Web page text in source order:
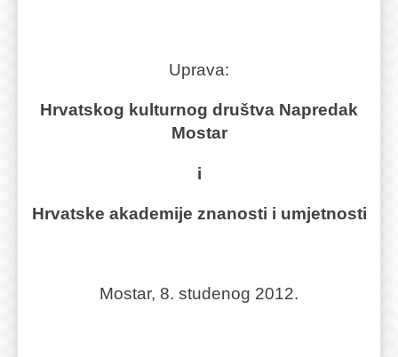
Uprava:
Hrvatskog kulturnog društva Napredak
Mostar
i
Hrvatske akademije znanosti i umjetnosti
Mostar, 8. studenog 2012.